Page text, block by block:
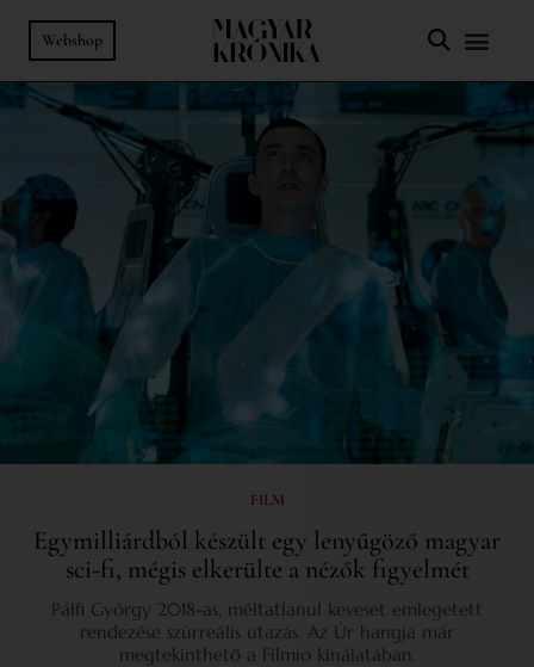
Webshop
FILM
Egymilliárdból készült egy lenyűgöző magyar
sci-fi, mégis elkerülte a nézők figyelmét
Pálfi György 2018-as, méltatlanul keveset emlegetett
rendezése szürreális utazás. Az Úr hangja már
megtekinthető a Filmio kínálatában.